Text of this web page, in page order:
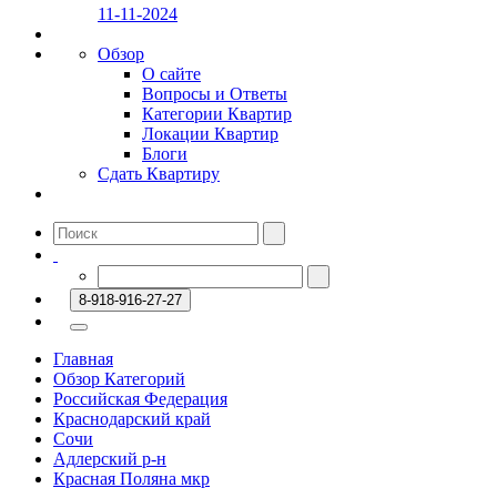
11-11-2024
Обзор
О сайте
Вопросы и Ответы
Категории Квартир
Локации Квартир
Блоги
Сдать Квартиру
8-918-916-27-27
Главная
Обзор Категорий
Российская Федерация
Краснодарский край
Сочи
Адлерский р-н
Красная Поляна мкр